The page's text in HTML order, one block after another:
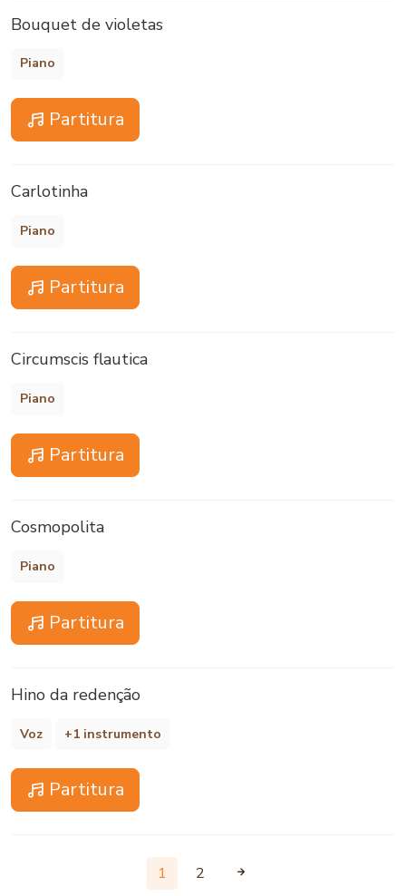
Bouquet de violetas
Piano
Partitura
Carlotinha
Piano
Partitura
Circumscis flautica
Piano
Partitura
Cosmopolita
Piano
Partitura
Hino da redenção
Voz +1 instrumento
Partitura
1 2